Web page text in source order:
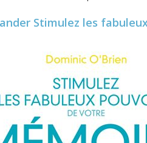
Stimulez les